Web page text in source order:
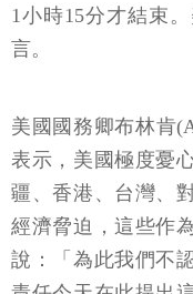
1小時15分才結束
言。
美國國務卿布林肯
表示，美國極度憂
疆、香港、台灣、
經濟脅迫，這些作
說：「為此我們不